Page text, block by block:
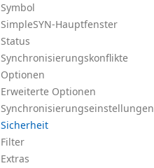
Symbol
SimpleSYN-Hauptfenster
Status
Synchronisierungskonflikte
Optionen
Erweiterte Optionen
Synchronisierungseinstellungen
Sicherheit
Filter
Extras